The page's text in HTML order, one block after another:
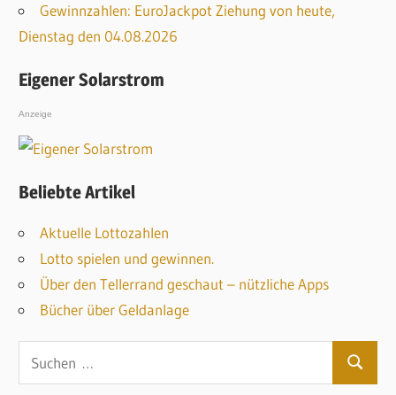
Gewinnzahlen: EuroJackpot Ziehung von heute,
Dienstag den 04.08.2026
Eigener Solarstrom
Anzeige
Beliebte Artikel
Aktuelle Lottozahlen
Lotto spielen und gewinnen.
Über den Tellerrand geschaut – nützliche Apps
Bücher über Geldanlage
u